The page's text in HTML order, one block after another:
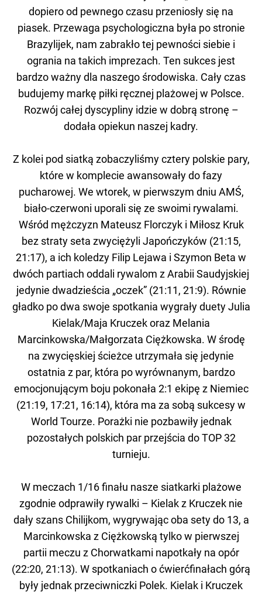
dopiero od pewnego czasu przeniosły się na
piasek. Przewaga psychologiczna była po stronie
Brazylijek, nam zabrakło tej pewności siebie i
ogrania na takich imprezach. Ten sukces jest
bardzo ważny dla naszego środowiska. Cały czas
budujemy markę piłki ręcznej plażowej w Polsce.
Rozwój całej dyscypliny idzie w dobrą stronę –
dodała opiekun naszej kadry.
Z kolei pod siatką zobaczyliśmy cztery polskie pary,
które w komplecie awansowały do fazy
pucharowej. We wtorek, w pierwszym dniu AMŚ,
biało-czerwoni uporali się ze swoimi rywalami.
Wśród mężczyzn Mateusz Florczyk i Miłosz Kruk
bez straty seta zwyciężyli Japończyków (21:15,
21:17), a ich koledzy Filip Lejawa i Szymon Beta w
dwóch partiach oddali rywalom z Arabii Saudyjskiej
jedynie dwadzieścia „oczek” (21:11, 21:9). Równie
gładko po dwa swoje spotkania wygrały duety Julia
Kielak/Maja Kruczek oraz Melania
Marcinkowska/Małgorzata Ciężkowska. W środę
na zwycięskiej ścieżce utrzymała się jedynie
ostatnia z par, która po wyrównanym, bardzo
emocjonującym boju pokonała 2:1 ekipę z Niemiec
(21:19, 17:21, 16:14), która ma za sobą sukcesy w
World Tourze. Porażki nie pozbawiły jednak
pozostałych polskich par przejścia do TOP 32
turnieju.
W meczach 1/16 finału nasze siatkarki plażowe
zgodnie odprawiły rywalki – Kielak z Kruczek nie
dały szans Chilijkom, wygrywając oba sety do 13, a
Marcinkowska z Ciężkowską tylko w pierwszej
partii meczu z Chorwatkami napotkały na opór
(22:20, 21:13). W spotkaniach o ćwierćfinałach górą
były jednak przeciwniczki Polek. Kielak i Kruczek